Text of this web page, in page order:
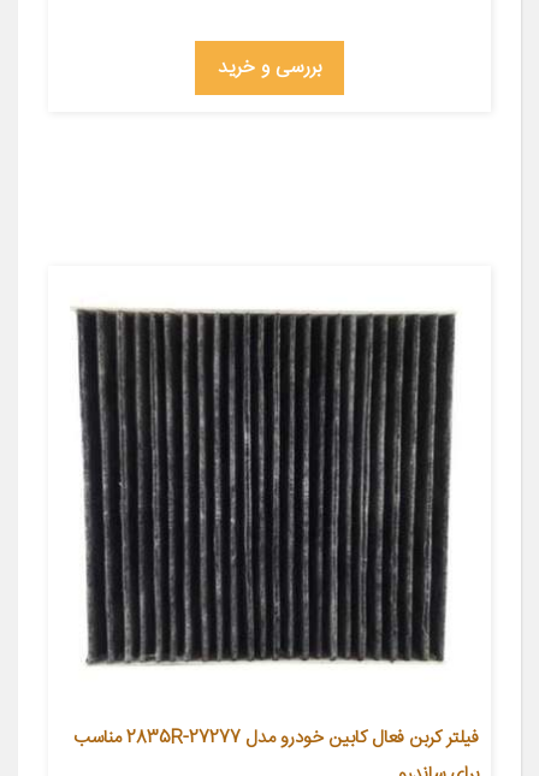
بررسی و خرید
فیلتر کربن فعال کابین خودرو مدل 27277-2835R مناسب